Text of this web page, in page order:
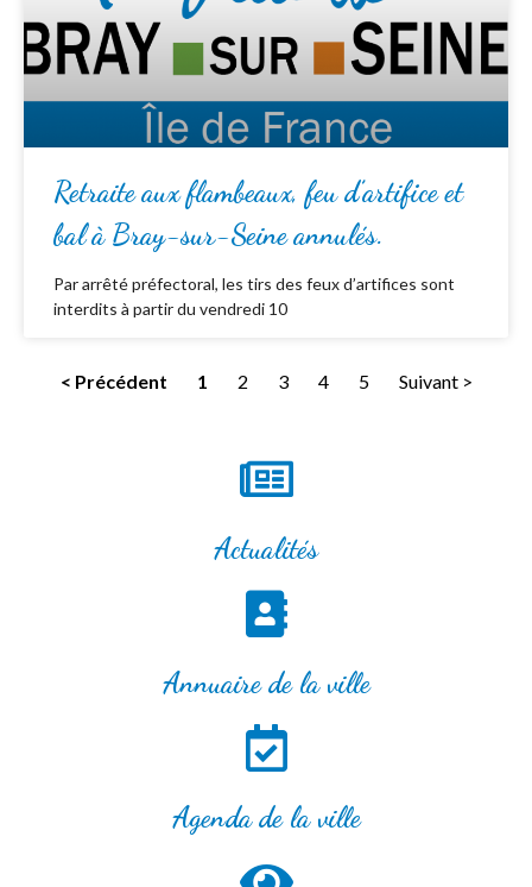
Retraite aux flambeaux, feu d’artifice et
bal à Bray-sur-Seine annulés.
Par arrêté préfectoral, les tirs des feux d’artifices sont
interdits à partir du vendredi 10
< Précédent 1 2 3 4 5 Suivant >
Actualités
Annuaire de la ville
Agenda de la ville